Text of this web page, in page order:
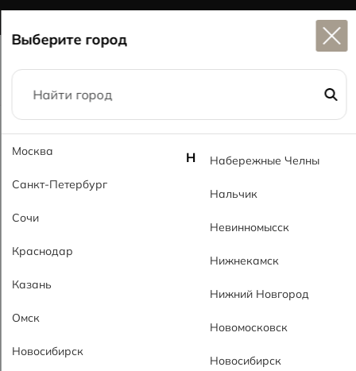
Главная Каталог
60x60
Мурано темный MT Murano Dark MT
Выберите город
Москва
Санкт-Петербург
Сочи
Краснодар
Казань
Омск
Новосибирск
Н Набережные Челны
Нальчик
Невинномысск
Нижнекамск
Нижний Новгород
Новомосковск
Новосибирск